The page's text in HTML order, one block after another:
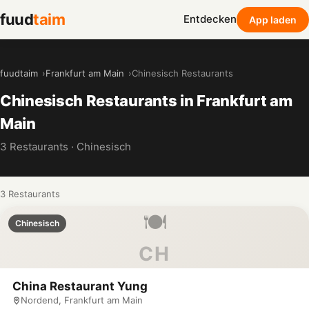
fuudtaim Entdecken App laden
fuudtaim Frankfurt am Main Chinesisch Restaurants
Chinesisch Restaurants in Frankfurt am
Main
3 Restaurants · Chinesisch
3 Restaurants
🍽️
CH
Chinesisch
China Restaurant Yung
Nordend, Frankfurt am Main